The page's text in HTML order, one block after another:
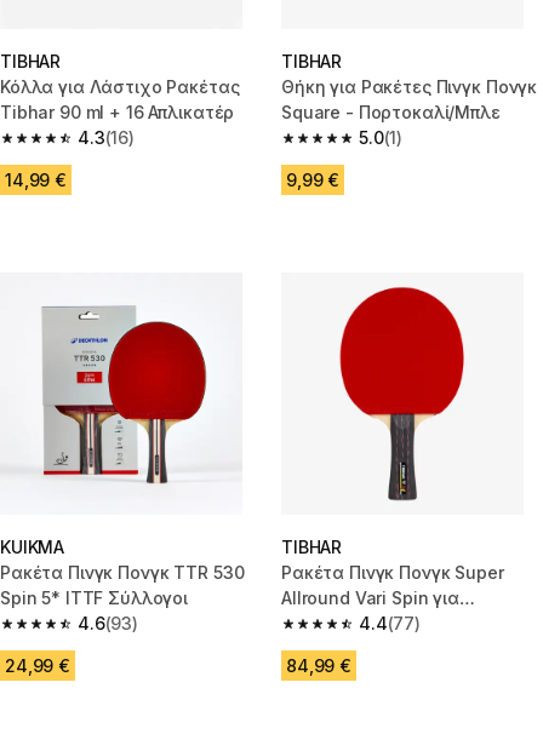
TIBHAR
Κόλλα για Λάστιχο Ρακέτας
Tibhar 90 ml + 16 Απλικατέρ
4.3
4.3 out of 5 stars from 16 reviews
(16)
14,99 €
TIBHAR
Θήκη για Ρακέτες Πινγκ Πονγκ
Square - Πορτοκαλί/Μπλε
5.0
5.0 out of 5 stars from 1
(1)
9,99 €
KUIKMA
Ρακέτα Πινγκ Πονγκ TTR 530
Spin 5* ITTF Σύλλογοι
4.6
4.6 out of 5 stars from 93 reviews
(93)
24,99 €
TIBHAR
Ρακέτα Πινγκ Πονγκ Super
Allround Vari Spin για
Συλλόγους4.4
4.4 out of 5 stars from 77
(77)
84,99 €